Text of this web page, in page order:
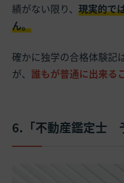
績がない限り、 現実的で
ん。
確かに独学の合格体験記
が、 誰もが普通に出来る
6.「不動産鑑定士